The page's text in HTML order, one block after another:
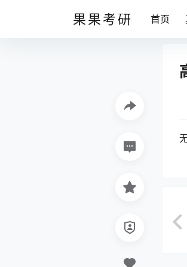
果果考研 首页